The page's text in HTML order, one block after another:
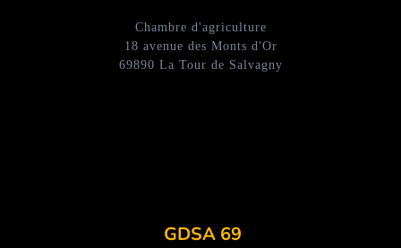
Chambre d'agriculture
18 avenue des Monts d'Or
69890 La Tour de Salvagny
GDSA 69